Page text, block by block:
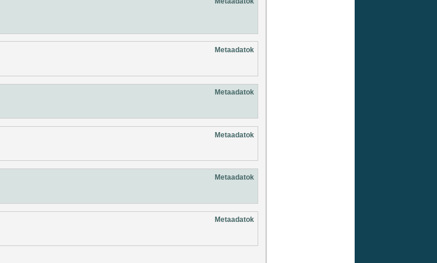
Metaadatok
Metaadatok
Metaadatok
Metaadatok
Metaadatok